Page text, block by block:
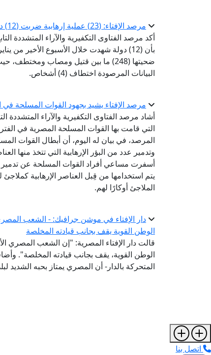
مرصد الإفتاء: (23) عملية إرهابية ضربت (12) دولة خلال الأسبوع الأخير من يناير
أكد مرصد الفتاوى التكفيرية والآراء المتشددة
البيانات المرصودة اختطاف (4) أشخاص.
مرصد الإفتاء يشيد بجهود القوات المسلحة في
أشاد مرصد الفتاوى التكفيرية والآراء المتشددة
المرصد، في بيان له اليوم، أن أبطال القوات
وتدمير عدد من البؤر الإرهابية التي تتخذ منها
الملاجئ أوكارًا لهم.
دار الإفتاء في موشن جرافيك: - الشعب
الوطن القوية يقف بجانب قيادته المخلصة
قالت دار الإفتاء المصرية: "إن الشعب
الوطن القوية، يقف بجانب قيادته المخلصة".
المتحركة بالدار- أن المصري يمتاز بحبه الشديد
اتصل بنا